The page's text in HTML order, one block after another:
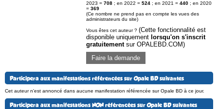
2023 = 708 ; en 2022 = 524 ; en 2021 = 440 ; en 2020
= 369
(Ce nombre ne prend pas en compte les vues des
administrateurs du site)
Vous êtes cet auteur ? (Cette fonctionnalité est
disponible uniquement lorsqu'on s'inscrit
gratuitementsur OPALEBD.COM)
Faire la demande
Participera aux manifestations référencées sur Opale BD suivantes
Cet auteur n'est annoncé dans aucune manifestation référencée sur Opale BD à ce jour.
Participera aux manifestations NON référencées sur Opale BD suivantes